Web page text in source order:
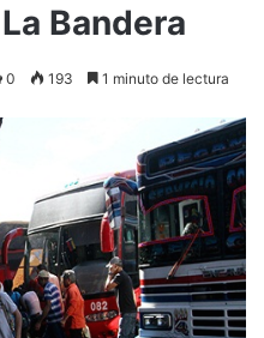
Bandera
0 193 1 minuto de lectura